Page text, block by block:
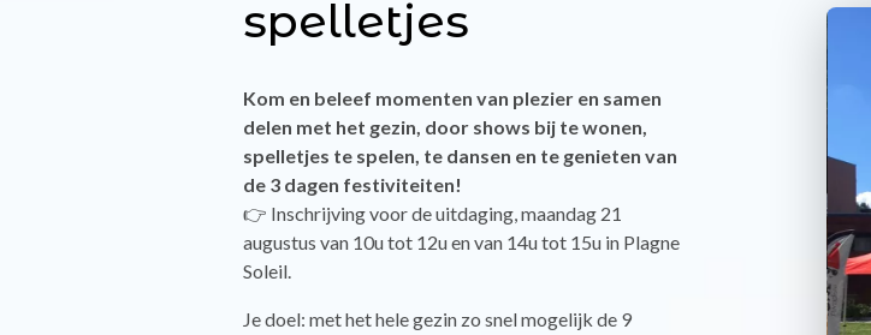
spelletjes
Kom en beleef momenten van plezier en samen
delen met het gezin, door shows bij te wonen,
spelletjes te spelen, te dansen en te genieten van
de 3 dagen festiviteiten!
👉 Inschrijving voor de uitdaging, maandag 21
augustus van 10u tot 12u en van 14u tot 15u in Plagne
Soleil.
Je doel: met het hele gezin zo snel mogelijk de 9